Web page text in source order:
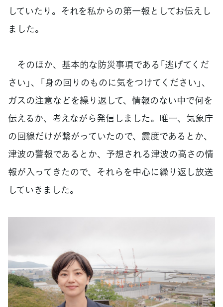
していたり。それを私からの第一報としてお伝えし
ました。
そのほか、基本的な防災事項である「逃げてくだ
さい」、「身の回りのものに気をつけてください」、
ガスの注意などを繰り返して、情報のない中で何を
伝えるか、考えながら発信しました。唯一、気象庁
の回線だけが繋がっていたので、震度であるとか、
津波の警報であるとか、予想される津波の高さの情
報が入ってきたので、それらを中心に繰り返し放送
していきました。